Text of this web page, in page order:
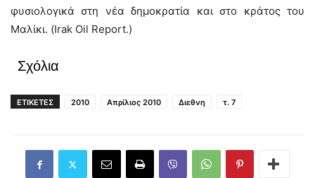
φυσιολογικά στη νέα δημοκρατία και στο κράτος του
Μαλίκι. (Irak Oil Report.)
Σχόλια
ΕΤΙΚΕΤΕΣ 2010 Απρίλιος 2010 Διεθνη τ. 7